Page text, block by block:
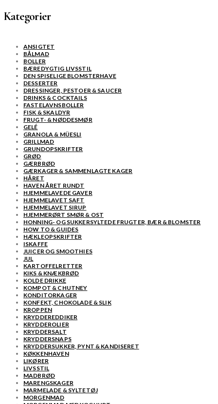
Kategorier
ANSIGTET
BÅLMAD
BOLLER
BÆREDYGTIG LIVSSTIL
DEN SPISELIGE BLOMSTERHAVE
DESSERTER
DRESSINGER, PESTOER & SAUCER
DRINKS & COCKTAILS
FASTELAVNSBOLLER
FISK & SKALDYR
FRUGT- & NØDDESMØR
GELÉ
GRANOLA & MÜESLI
GRILLMAD
GRUNDOPSKRIFTER
GRØD
GÆRBRØD
GÆRKAGER & SAMMENLAGTE KAGER
HÅRET
HAVEN ÅRET RUNDT
HJEMMELAVEDE GAVER
HJEMMELAVET SAFT
HJEMMELAVET SIRUP
HJEMMERØRT SMØR & OST
HONNING- OG SUKKERSYLTEDE FRUGTER, BÆR & BLOMSTER
HOW TO & GUIDES
HÆKLEOPSKRIFTER
ISKAFFE
JUICER OG SMOOTHIES
JUL
KARTOFFELRETTER
KIKS & KNÆKBRØD
KOLDE DRIKKE
KOMPOT & CHUTNEY
KONDITORKAGER
KONFEKT, CHOKOLADE & SLIK
KROPPEN
KRYDDEREDDIKER
KRYDDEROLIER
KRYDDERSALT
KRYDDERSNAPS
KRYDDERSUKKER, PYNT & KANDISERET
KØKKENHAVEN
LIKØRER
LIVSSTIL
MADBRØD
MARENGSKAGER
MARMELADE & SYLTETØJ
MORGENMAD